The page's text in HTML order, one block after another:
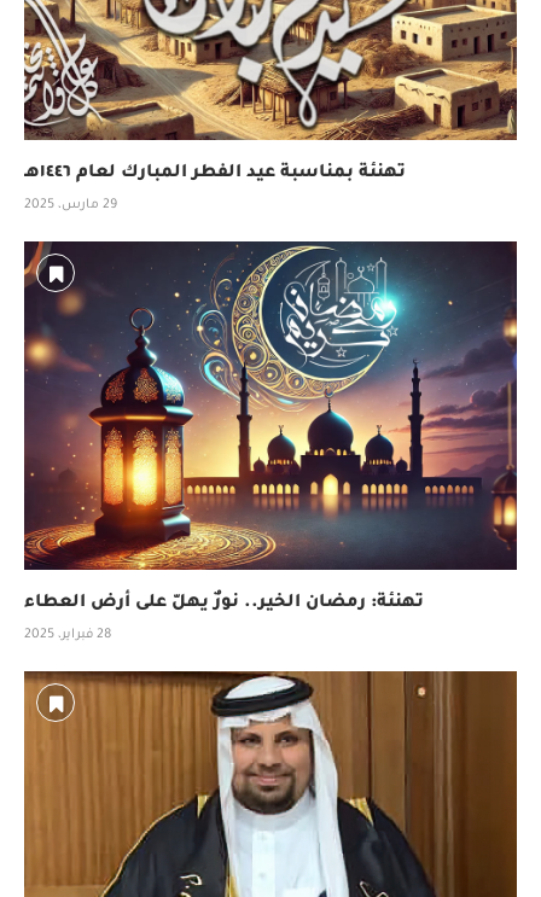
تهنئة بمناسبة عيد الفطر المبارك لعام ١٤٤٦هـ
29 مارس، 2025
تهنئة: رمضان الخير.. نورٌ يهلّ على أرض العطاء
28 فبراير، 2025